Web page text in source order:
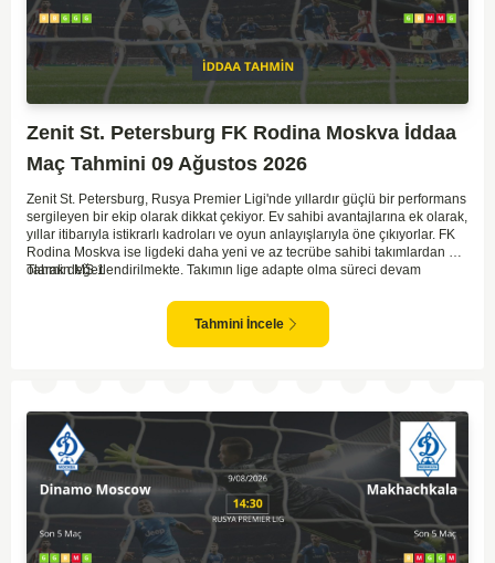
Zenit St. Petersburg FK Rodina Moskva İddaa
Maç Tahmini 09 Ağustos 2026
Zenit St. Petersburg, Rusya Premier Ligi'nde yıllardır güçlü bir performans
sergileyen bir ekip olarak dikkat çekiyor. Ev sahibi avantajlarına ek olarak,
yıllar itibarıyla istikrarlı kadroları ve oyun anlayışlarıyla öne çıkıyorlar. FK
Rodina Moskva ise ligdeki daha yeni ve az tecrübe sahibi takımlardan biri
olarak değerlendirilmekte. Takımın lige adapte olma süreci devam
Zenit'in ev sahibi avantajı ve daha tecrübeli kadrosu göz önüne
alındığında, maçın genel seyri Zenit'in kontrolünde geçebilir. Bu faktörlerle
birlikte, Zenit'in net bir galibiyete ulaşması olası görünüyor.
Tahmin MS 1
Tahmini İncele